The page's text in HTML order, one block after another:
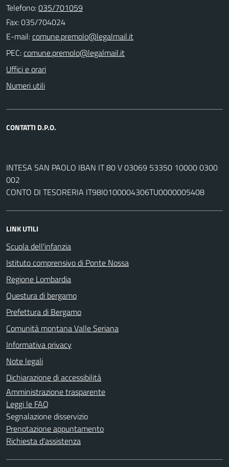
Telefono:035/701059
Fax: 035/704024
E-mail:
PEC:
Uffici e orari
Numeri utili
CONTATTI D.P.O.
INTESA SAN PAOLO IBAN IT 80 V 03069 53350 10000 0300
002
CONTO DI TESORERIA IT98I0100004306TU0000005408
LINK UTILI
Scuola dell'infanzia
Istituto comprensivo di Ponte Nossa
Regione Lombardia
Questura di bergamo
Prefettura di Bergamo
Comunità montana Valle Seriana
Informativa privacy
Note legali
Dichiarazione di accessibilità
Amministrazione trasparente
Leggi le FAQ
Segnalazione disservizio
Prenotazione appuntamento
Richiesta d'assistenza